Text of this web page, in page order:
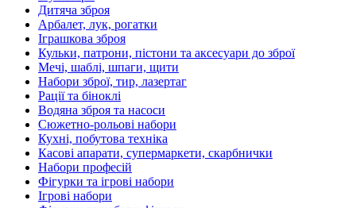
Дитяча зброя
Арбалет, лук, рогатки
Іграшкова зброя
Кульки, патрони, пістони та аксесуари до зброї
Мечі, шаблі, шпаги, щити
Набори зброї, тир, лазертаг
Рації та біноклі
Водяна зброя та насоси
Сюжетно-рольові набори
Кухні, побутова техніка
Касові апарати, супермаркети, скарбнички
Набори професій
Фігурки та ігрові набори
Ігрові набори